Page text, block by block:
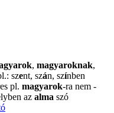
, magyaroknak,
szent, szán, színben
pl. magyarok-ra nem -
az alma szó